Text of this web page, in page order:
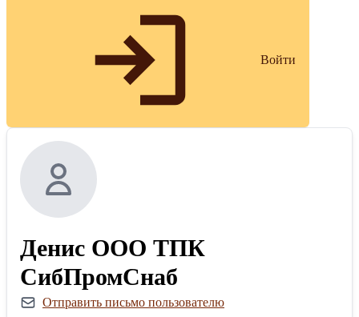
Войти
Денис ООО ТПК
СибПромСнаб
Отправить письмо пользователю